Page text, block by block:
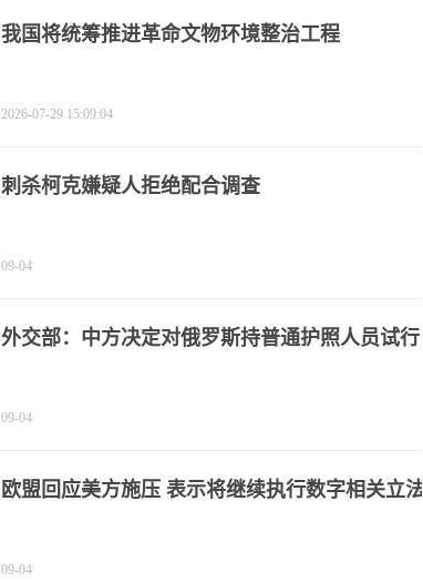
我国将统筹推进革命文物环境整治工程
2026-07-29 15:09:04
刺杀柯克嫌疑人拒绝配合调查
09-04
外交部：中方决定对俄罗斯持普通护照人员试行
09-04
欧盟回应美方施压 表示将继续执行数字相关立法
09-04